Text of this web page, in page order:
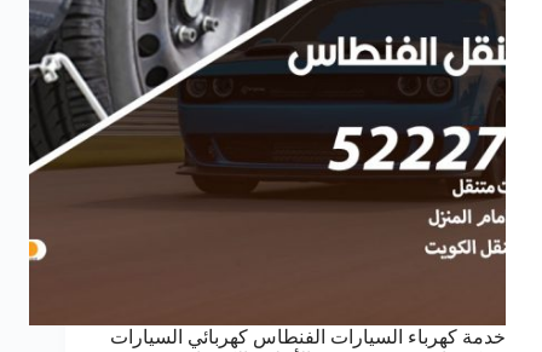
خدمة كهرباء السيارات الفنطاس كهربائي السيارات